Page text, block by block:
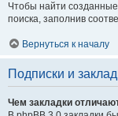
Чтобы найти
поиска, заполнив
Вернуться к началу
Подписки и
Чем закладки